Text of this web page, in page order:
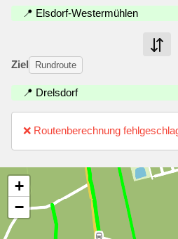
📍 Elsdorf-Westermühlen
Ziel Rundroute
📍 Drelsdorf
❌ Routenberechnung
+
−